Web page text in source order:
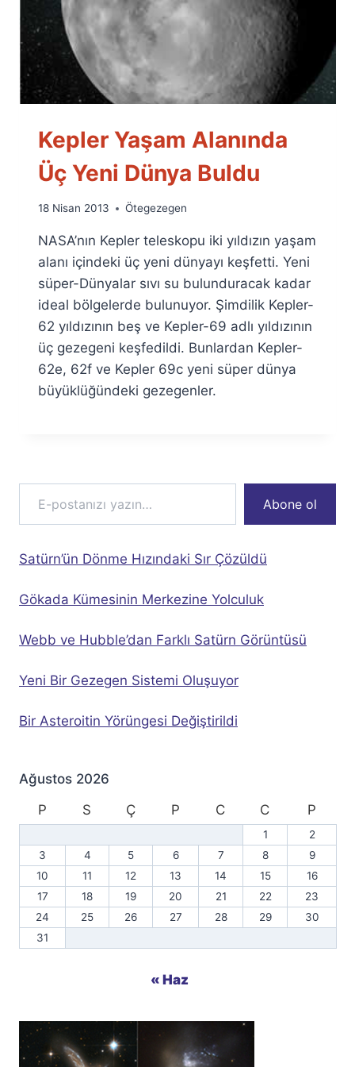
Kepler Yaşam Alanında
Üç Yeni Dünya Buldu
By
Fuat
Özyar
18 Nisan 2013 Ötegezegen
NASA’nın Kepler teleskopu iki yıldızın yaşam
alanı içindeki üç yeni dünyayı keşfetti. Yeni
süper-Dünyalar sıvı su bulunduracak kadar
ideal bölgelerde bulunuyor. Şimdilik Kepler-
62 yıldızının beş ve Kepler-69 adlı yıldızının
üç gezegeni keşfedildi. Bunlardan Kepler-
62e, 62f ve Kepler 69c yeni süper dünya
büyüklüğündeki gezegenler.
E-postanızı yazın…
Abone ol
Satürn’ün Dönme Hızındaki Sır Çözüldü
Gökada Kümesinin Merkezine Yolculuk
Webb ve Hubble’dan Farklı Satürn Görüntüsü
Yeni Bir Gezegen Sistemi Oluşuyor
Bir Asteroitin Yörüngesi Değiştirildi
Ağustos 2026
P
S Ç P C C P
1
2
3
4 5 6 7 8
9
10
11 12 13 14 15
16
17
18 19 20 21 22
23
24
25 26 27 28 29
30
31
« Haz